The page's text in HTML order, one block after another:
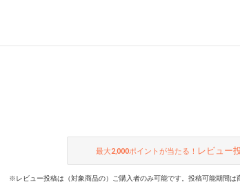
最大2,000ポイントが当たる！ レビュー
※レビュー投稿は（対象商品の）ご購入者のみ可能です。投稿可能期間